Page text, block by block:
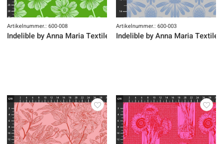
Artikelnummer.: 600-008
Indelible by Anna Maria Textiles
Artikelnummer.: 600-003
Indelible by Anna Maria Textiles